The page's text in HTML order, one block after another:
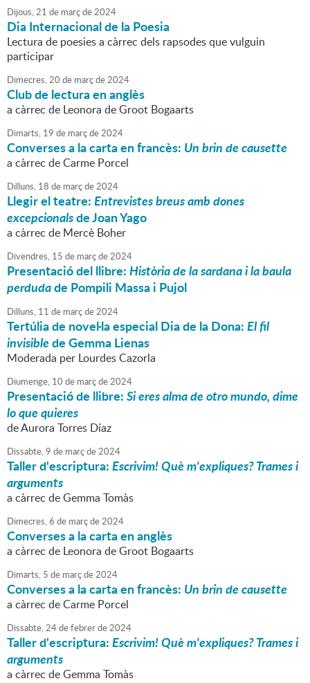
Dijous,21 de marçde2024
Dia Internacional de la Poesia
Lectura de poesies a càrrec dels rapsodes que vulguin
participar
Dimecres,20 de marçde2024
Club de lectura en anglès
a càrrec de Leonora de Groot Bogaarts
Dimarts, 19 de marçde2024
Converses a la carta en francès: Un brin de causette
a càrrec de Carme Porcel
Dilluns, 18 de marçde2024
Llegir el teatre:Entrevistes breus amb dones
excepcionalsde Joan Yago
a càrrec de Mercè Boher
Divendres, 15 de marçde2024
Presentació del llibre:Història de la sardana i la baula
perdudade Pompili Massa i Pujol
Dilluns, 11 de marçde2024
Tertúlia de novel·la especial Dia de la Dona:El fil
invisiblede Gemma Lienas
Moderada per Lourdes Cazorla
Diumenge, 10 de marçde2024
Presentació de llibre:Si eres alma de otro mundo, dime
lo que quieres
de Aurora Torres Díaz
Dissabte,9 de marçde2024
Taller d'escriptura:Escrivim! Què m'expliques? Trames i
arguments
a càrrec de Gemma Tomàs
Dimecres,6 de marçde2024
Converses a la carta en anglès
a càrrec de Leonora de Groot Bogaarts
Dimarts, 5 de marçde2024
Converses a la carta en francès: Un brin de causette
a càrrec de Carme Porcel
Dissabte,24defebrerde2024
Taller d'escriptura:Escrivim! Què m'expliques? Trames i
arguments
a càrrec de Gemma Tomàs